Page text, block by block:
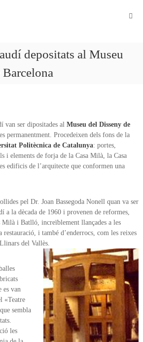
depositats al Museu
van ser dipositades al Museu del Disseny de
permanentment. Procedeixen dels fons de la
Politècnica de Catalunya: portes,
i elements de forja de la Casa Milà, la Casa
edificis de l’arquitecte que conformen una
pel Dr. Joan Bassegoda Nonell quan va ser
a la dècada de 1960 i provenen de reformes,
Milà i Batlló, increïblement llançades a les
restauració, i també d’enderrocs, com les reixes
del Vallès.
es van
«Teatre
sembla
les